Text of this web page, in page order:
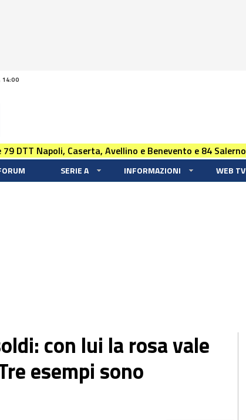
14:00
DTT Napoli, Caserta, Avellino e Benevento e 84 Salerno
SERIE A INFORMAZIONI WEB TV
con lui la rosa vale
esempi sono